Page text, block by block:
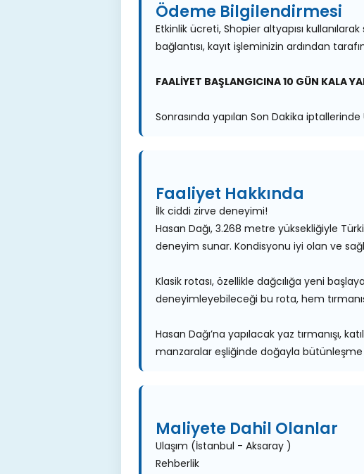
Ödeme Bilgilendirmesi
Etkinlik ücreti, Shopier altyapısı
bağlantısı, kayıt işleminizin ardından
FAALİYET BAŞLANGICINA 10 GÜN KALA
Sonrasında yapılan Son Dakika
Faaliyet Hakkında
İlk ciddi zirve deneyimi!
Hasan Dağı, 3.268 metre yüksekliğiyle
deneyim sunar. Kondisyonu iyi olan ve
Klasik rotası, özellikle dağcılığa yeni
deneyimleyebileceği bu rota, hem
Hasan Dağı’na yapılacak yaz tırmanışı,
manzaralar eşliğinde doğayla bütünleşme
Maliyete Dahil Olanlar
Ulaşım (İstanbul - Aksaray )
Rehberlik